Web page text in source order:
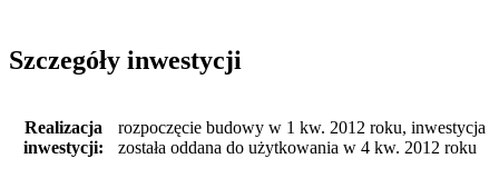
Szczegóły inwestycji
Realizacja
inwestycji:
rozpoczęcie budowy w 1 kw. 2012 roku, inwestycja
została oddana do użytkowania w 4 kw. 2012 roku